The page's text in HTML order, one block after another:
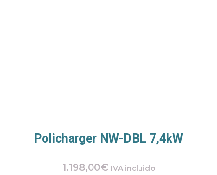
Policharger NW-DBL 7,4kW
1.198,00€ IVA incluido